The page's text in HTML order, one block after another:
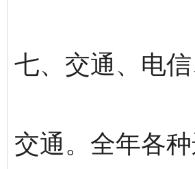
七、交通、电
交通。全年各